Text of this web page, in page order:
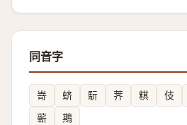
同音字
嵜 蛴 䭼 荠 粸 伎
蕲
䳢